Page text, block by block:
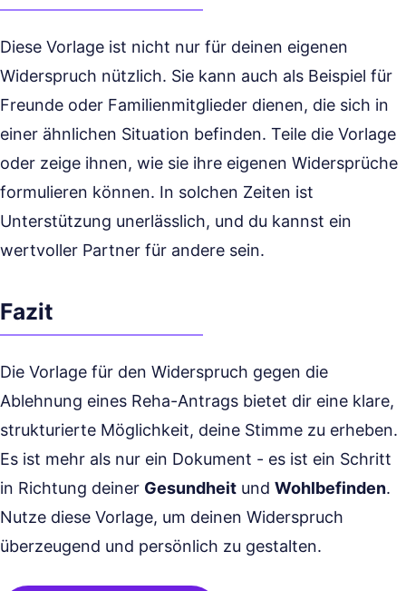
Diese Vorlage ist nicht nur für deinen eigenen
Widerspruch nützlich. Sie kann auch als Beispiel für
Freunde oder Familienmitglieder dienen, die sich in
einer ähnlichen Situation befinden. Teile die Vorlage
oder zeige ihnen, wie sie ihre eigenen Widersprüche
formulieren können. In solchen Zeiten ist
Unterstützung unerlässlich, und du kannst ein
wertvoller Partner für andere sein.
Fazit
Die Vorlage für den Widerspruch gegen die
Ablehnung eines Reha-Antrags bietet dir eine klare,
strukturierte Möglichkeit, deine Stimme zu erheben.
Es ist mehr als nur ein Dokument - es ist ein Schritt
in Richtung deiner Gesundheit und Wohlbefinden.
Nutze diese Vorlage, um deinen Widerspruch
überzeugend und persönlich zu gestalten.